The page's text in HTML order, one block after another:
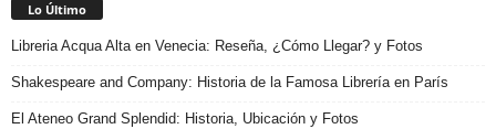
Lo Último
Libreria Acqua Alta en Venecia: Reseña, ¿Cómo Llegar? y Fotos
Shakespeare and Company: Historia de la Famosa Librería en París
El Ateneo Grand Splendid: Historia, Ubicación y Fotos